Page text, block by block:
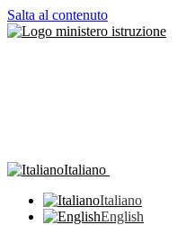
Salta al contenuto
Italiano
Italiano
English